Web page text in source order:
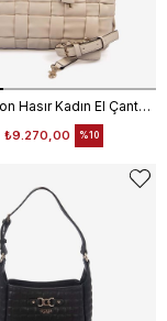
Guess Marion Hasır Kadın El Çantası HWWG8072060
₺9.270,00 %10